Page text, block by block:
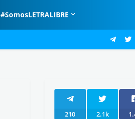
#SomosLETRALIBRE
210 2.1k